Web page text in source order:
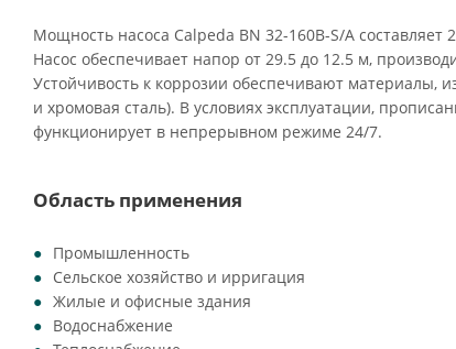
Мощность насоса Calpeda BN 32-160B-S/A
Насос обеспечивает напор от 29.5 до 12.5 м,
Устойчивость к коррозии обеспечивают материалы,
и хромовая сталь). В условиях эксплуатации,
функционирует в непрерывном режиме 24/7.
Область применения
Промышленность
Сельское хозяйство и ирригация
Жилые и офисные здания
Водоснабжение